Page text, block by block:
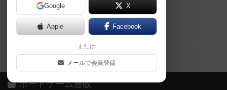
Google X
Apple Facebook
または
メールで会員登録
ボドとも・会員一覧
ボードゲーム業界コラム
ボドゲーマご利用案内
ボードゲーム通販